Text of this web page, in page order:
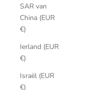
SAR van
China (EUR
€)
Ierland (EUR
€)
Israël (EUR
€)